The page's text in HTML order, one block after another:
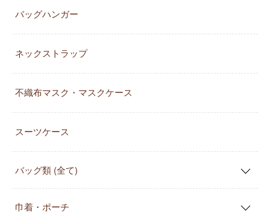
バッグハンガー
ネックストラップ
不織布マスク・マスクケース
スーツケース
バッグ類 (全て)
巾着・ポーチ